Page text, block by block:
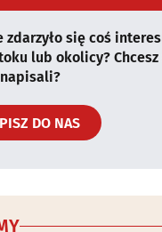
zdarzyło się coś
lub okolicy?
DO NAS